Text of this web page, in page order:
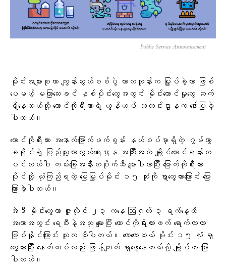
Public Service Announcement
မိုင်းအများစုဟာ ကျွန်းဆွယ်စစ်ပွဲ ကာလတုန်းက မြှုပ်ခဲ့တာ ဖြစ်
ပေမယ့် မကြာသေးခင် နှစ်ပိုင်းတွေအတွင်း မိုင်းထောင်မှုတွေ ဆက်
ရှိနေတယ်လို့ တောင်ကိုရီးယားရဲ့ ယွန်ဟပ် သတင်းဌာနက ဖော်ပြခဲ့
ပါတယ်။
တောင်ကိုရီးယား အနောက်မြောက်ဖက်စွန်း နယ်စပ်မှာရှိတဲ့ ဂွမ်ဟွာ
ခရိုင်ရဲ့ ပြည်သူ့ကာကွယ်ရေးဌာန အကြီးအကဲ ချွိုင်ယောင်ရန်းက
ပင်လယ်ဝါ ကမ်းခြေအနီးတဝိုက်ဆီ မျောပါလာပြီး မြောက်ကိုရီးယား
ပိုင်လို့ ယုံကြည်ရတဲ့ မြေမြှုပ်မိုင်း ၁၅ လုံးကို ရှာတွေ့ထားကြောင်း ပြော
ကြားခဲ့ပါတယ်။
အဲဒီ မိုင်းတွေဟာ ဇူလိုင် ၂၃ ကနေ ဩဂုတ် ၃ ရက်နေ့ထိ
အတောအတွင်း ရေစီးနဲ့အတူ မျောပြီး တောင်ကိုရီးယားဖက် ရောက်လာတာ
ဖြစ်နိုင်ကြောင်း သူက ဆိုပါတယ်။ လောလောဆယ် မိုင်း ၁၅ လုံး ရှာ
တွေ့ထားပြီး နောက်ထပ်လည်း ဖြန့်ကျက် ရှာဖွေနေတယ်လို့ ချွိုင်က ပြော
ပါတယ်။